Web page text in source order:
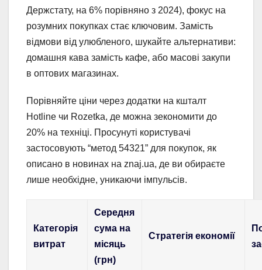
Держстату, на 6% порівняно з 2024), фокус на
розумних покупках стає ключовим. Замість
відмови від улюбленого, шукайте альтернативи:
домашня кава замість кафе, або масові закупи
в оптових магазинах.
Порівняйте ціни через додатки на кшталт
Hotline чи Rozetka, де можна зекономити до
20% на техніці. Просунуті користувачі
застосовують “метод 54321” для покупок, як
описано в новинах на znaj.ua, де ви обираєте
лише необхідне, уникаючи імпульсів.
Категорія
витрат
Середня
сума на
місяць
(грн)
Стратегія економії